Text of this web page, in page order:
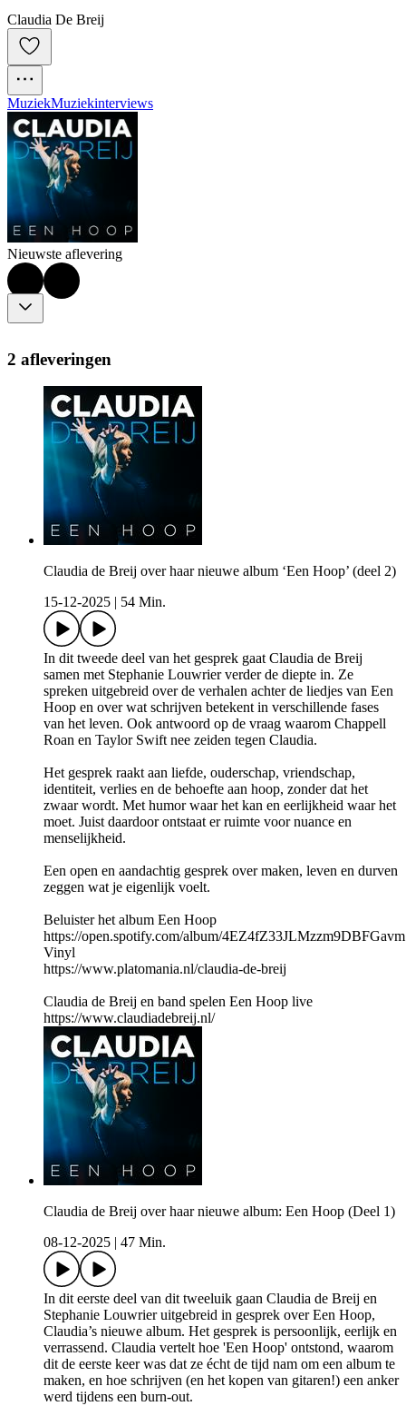
Claudia De Breij
MuziekMuziekinterviews
Nieuwste aflevering
2 afleveringen
Claudia de Breij over haar nieuwe album ‘Een Hoop’ (deel 2)
15-12-2025
54 Min.
In dit tweede deel van het gesprek gaat Claudia de Breij
samen met Stephanie Louwrier verder de diepte in. Ze
spreken uitgebreid over de verhalen achter de liedjes van Een
Hoop en over wat schrijven betekent in verschillende fases
van het leven. Ook antwoord op de vraag waarom Chappell
Roan en Taylor Swift nee zeiden tegen Claudia.
Het gesprek raakt aan liefde, ouderschap, vriendschap,
identiteit, verlies en de behoefte aan hoop, zonder dat het
zwaar wordt. Met humor waar het kan en eerlijkheid waar het
moet. Juist daardoor ontstaat er ruimte voor nuance en
menselijkheid.
Een open en aandachtig gesprek over maken, leven en durven
zeggen wat je eigenlijk voelt.
Beluister het album Een Hoop
https://open.spotify.com/album/4EZ4fZ33JLMzzm9DBFGavm
Vinyl
https://www.platomania.nl/claudia-de-breij
Claudia de Breij en band spelen Een Hoop live
https://www.claudiadebreij.nl/
Claudia de Breij over haar nieuwe album: Een Hoop (Deel 1)
08-12-2025
47 Min.
In dit eerste deel van dit tweeluik gaan Claudia de Breij en
Stephanie Louwrier uitgebreid in gesprek over Een Hoop,
Claudia’s nieuwe album. Het gesprek is persoonlijk, eerlijk en
verrassend. Claudia vertelt hoe 'Een Hoop' ontstond, waarom
dit de eerste keer was dat ze écht de tijd nam om een album te
maken, en hoe schrijven (en het kopen van gitaren!) een anker
werd tijdens een burn-out.